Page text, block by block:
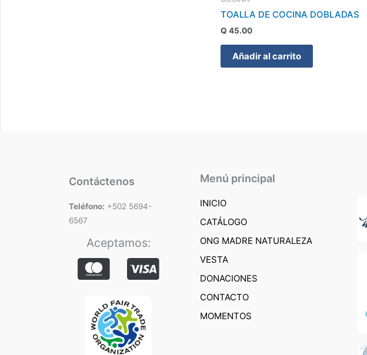
TOALLA DE COCINA DOBLADAS
Q 45.00
Añadir al carrito
Contáctenos
Teléfono: +502 5694-
6567
Aceptamos:
Menú principal
INICIO
CATÁLOGO
ONG MADRE NATURALEZA
VESTA
DONACIONES
CONTACTO
MOMENTOS